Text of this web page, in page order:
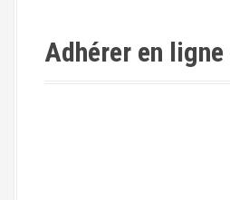
Adhérer en ligne